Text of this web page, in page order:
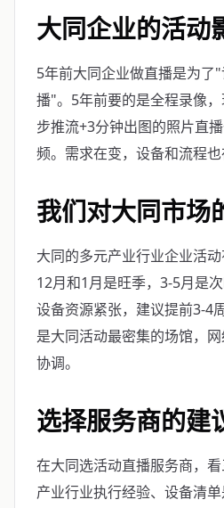
大同企业的活动
5年前大同企业做直播是为
播"。5年前要的是全程录像
步推流+3分钟出图的照片直
频。需求在变，设备和流程也
我们对大同市场
大同的多元产业行业企业活
12月和1月是旺季，3-5月是
设备资源紧张，建议提前3-4
是大同活动最密集的场馆，
协调。
选择服务商的建
在大同选活动直播服务商，
产业行业执行经验、设备清